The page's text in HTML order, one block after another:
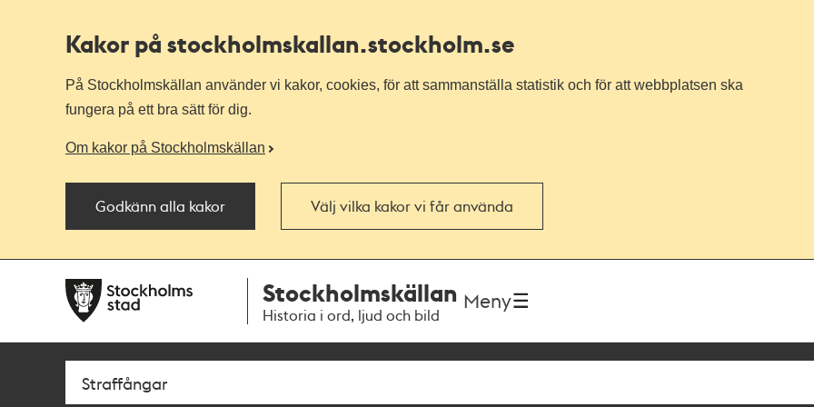
Kakor på stockholmskallan.stockholm.se
På Stockholmskällan använder vi kakor, cookies, för att sammanställa statistik och för att webbplatsen ska
fungera på ett bra sätt för dig.
Om kakor på Stockholmskällan
Godkänn alla kakor Välj vilka kakor vi får använda
navigationen
huvudinnehållet
Stockholmskällan
Historia i ord, ljud och bild
Meny
SökFritextsök